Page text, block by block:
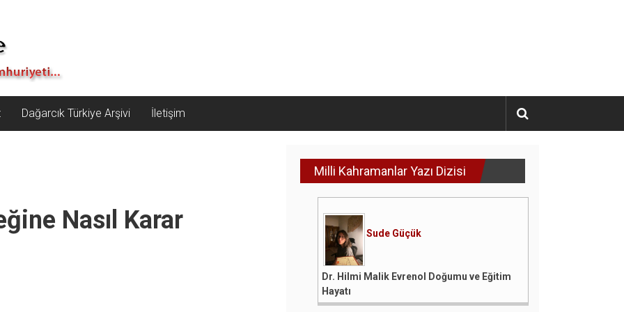
Dağarcık Türkiye Arşivi İletişim
Nasıl Karar
Milli Kahramanlar Yazı Dizisi
Sude Güçük
Dr. Hilmi Malik Evrenol Doğumu ve Eğitim
Hayatı